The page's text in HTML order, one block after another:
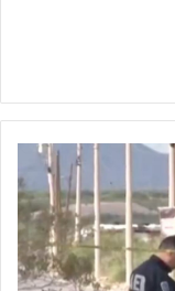
Localizan
dos
cuerpos
envueltos
en
lonas